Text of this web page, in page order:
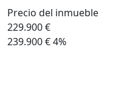
Precio del inmueble
229.900 €
239.900 €4%